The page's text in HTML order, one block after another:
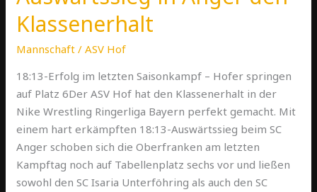
Klassenerhalt
Mannschaft /ASV Hof
18:13-Erfolg im letzten Saisonkampf – Hofer springen
auf Platz 6Der ASV Hof hat den Klassenerhalt in der
Nike Wrestling Ringerliga Bayern perfekt gemacht. Mit
einem hart erkämpften 18:13-Auswärtssieg beim SC
Anger schoben sich die Oberfranken am letzten
Kampftag noch auf Tabellenplatz sechs vor und ließen
sowohl den SC Isaria Unterföhring als auch den SC